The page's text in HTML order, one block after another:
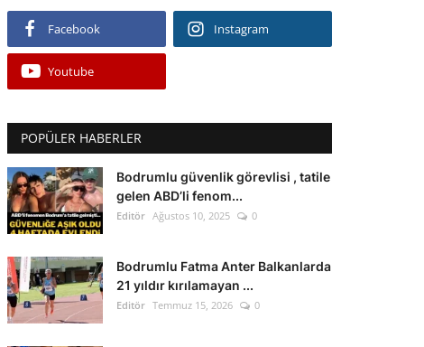
Facebook Instagram
Youtube
POPÜLER HABERLER
Bodrumlu güvenlik görevlisi , tatile
gelen ABD’li fenom...
Editör Ağustos 10, 2025 0
Bodrumlu Fatma Anter Balkanlarda
21 yıldır kırılamayan ...
Editör Temmuz 15, 2026 0